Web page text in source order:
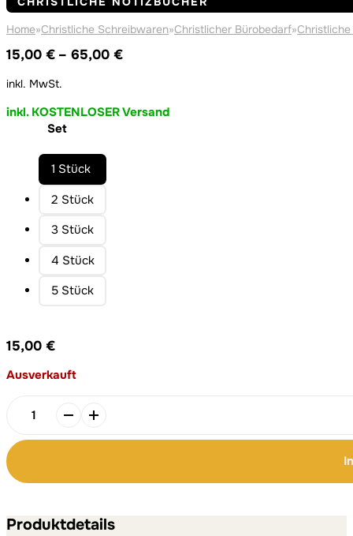
Home»Christliche Schreibwaren»Christlicher Bürobedarf»
15,00 € – 65,00 €Preisspanne:
65,00 €
inkl. MwSt.
inkl. KOSTENLOSER Versand
Set
1 Stück
2 Stück
3 Stück
4 Stück
5 Stück
15,00 €
Ausverkauft
Notizbuch
Jeder
ein
Neuanfang
Produktdetails